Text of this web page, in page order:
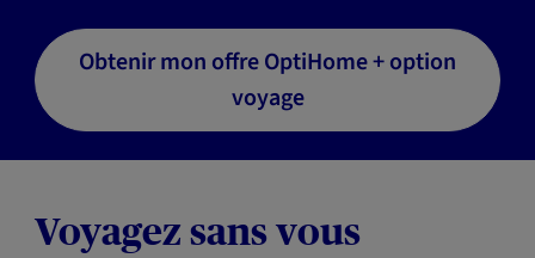
Obtenir mon offre OptiHome + option
voyage
Voyagez sans vous